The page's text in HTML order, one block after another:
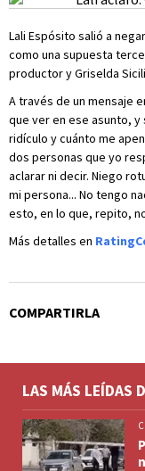
Lali Espósito salió a
como una supuesta
productor y Griselda
A través de un mensaje
que ver en ese asunto,
ridículo y cuánto me
dos personas que yo
aclarar ni decir. Niego
mi persona... No tengo
esto, en lo que, repito,
Más detalles en
COMPARTIRLA
LAS MÁS LEÍDAS